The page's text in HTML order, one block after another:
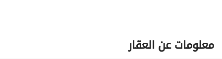
** مواصفات الوحده :
معلومات عن العقار